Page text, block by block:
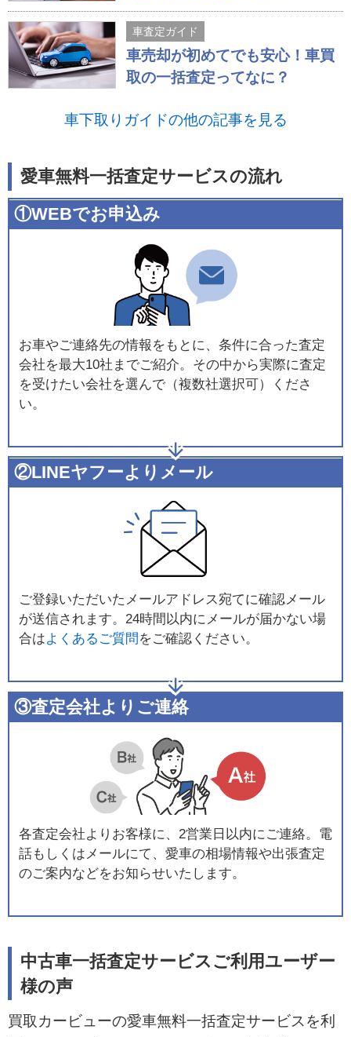
車査定ガイド
車売却が初めてでも安心！車買
取の一括査定ってなに？
車下取りガイドの他の記事を見る
愛車無料一括査定サービスの流れ
①WEBでお申込み
お車やご連絡先の情報をもとに、条件に合った査定
会社を最大10社までご紹介。その中から実際に査定
を受けたい会社を選んで（複数社選択可）くださ
い。
②LINEヤフーよりメール
ご登録いただいたメールアドレス宛てに確認メール
が送信されます。24時間以内にメールが届かない場
合はよくあるご質問 をご確認ください。
③査定会社よりご連絡
各査定会社よりお客様に、2営業日以内にご連絡。電
話もしくはメールにて、愛車の相場情報や出張査定
のご案内などをお知らせいたします。
中古車一括査定サービスご利用ユーザー
様の声
買取カービューの愛車無料一括査定サービスを利